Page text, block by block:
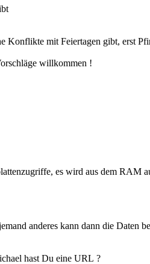
mit Feiertagen gibt, erst
willkommen !
es wird aus dem RAM
anderes kann dann die Daten
hast Du eine URL ?